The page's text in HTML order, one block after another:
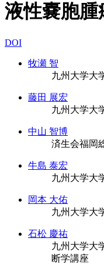
液性嚢胞腫
DOI
牧瀬 智
九州大学大
藤田 展宏
九州大学大
中山 智博
済生会福岡
牛島 泰宏
九州大学大
岡本 大佑
九州大学大
石松 慶祐
九州大学大
断学講座